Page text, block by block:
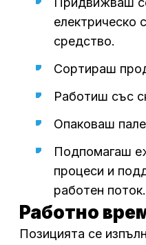
електрическо
средство.
Сортираш
Работиш със
Опаковаш
Подпомагаш
процеси и
работен поток.
Работно
Позицията се